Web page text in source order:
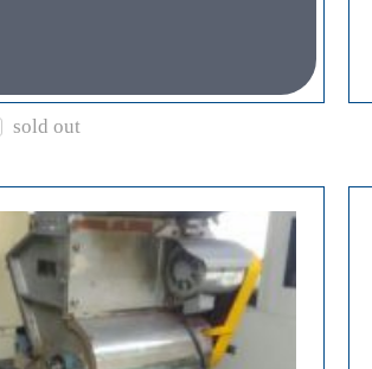
sold out